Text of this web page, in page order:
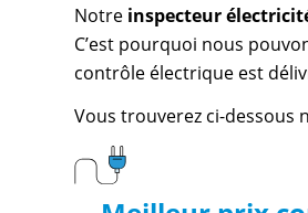
Notre inspecteur
C’est pourquoi nous
contrôle électrique est
Vous trouverez ci-dessous